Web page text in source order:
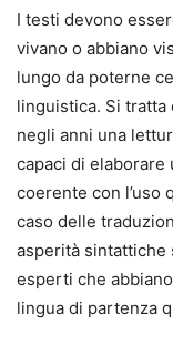
I testi devono
vivano o abbiano
lungo da poterne
linguistica. Si tratta
negli anni una
capaci di elaborare
coerente con l’uso
caso delle
asperità sintattiche
esperti che
lingua di partenza